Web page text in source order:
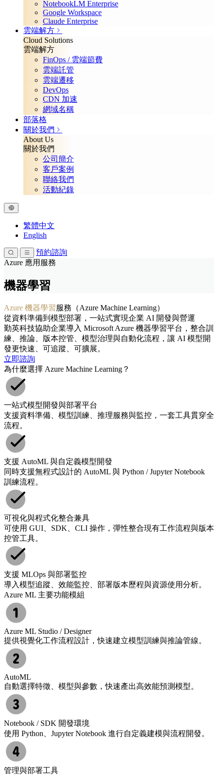
NotebookLM Enterprise
Google Workspace
Claude Enterprise
雲端解方
Cloud Solutions
雲端解方
FinOps / 雲端節費
雲端託管
雲端遷移
DevOps
CDN 加速
網域名稱
部落格
關於我們
About Us
關於我們
公司簡介
客戶案例
聯絡我們
活動紀錄
繁體中文
English
預約諮詢
Azure 應用服務
機器學習
Azure 機器學習服務（Azure Machine Learning）
從資料準備到模型部署，一站式實現企業 AI 開發與營運
勤英科技協助企業導入 Microsoft Azure 機器學習平台，整合訓
練、推論、版本控管、模型治理與自動化流程，讓 AI 模型開
發更快速、可追蹤、可擴展。
立即諮詢
為什麼選擇 Azure Machine Learning？
一站式模型開發與部署平台
支援資料準備、模型訓練、推理服務與監控，一套工具貫穿全
流程。
支援 AutoML 與自定義模型開發
同時支援無程式設計的 AutoML 與 Python / Jupyter Notebook
訓練流程。
可視化與程式化整合兼具
可使用 GUI、SDK、CLI 操作，彈性整合現有工作流程與版本
控管工具。
支援 MLOps 與部署監控
導入模型追蹤、效能監控、部署版本歷程與資源使用分析。
Azure ML 主要功能模組
Azure ML Studio / Designer
提供視覺化工作流程設計，快速建立模型訓練與推論管線。
AutoML
自動選擇特徵、模型與參數，快速產出高效能預測模型。
Notebook / SDK 開發環境
使用 Python、Jupyter Notebook 進行自定義建模與流程開發。
管理與部署工具